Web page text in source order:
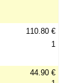
110.80 €
1
44.90 €